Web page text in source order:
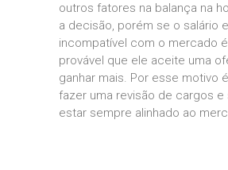
outros fatores na balança na
a decisão, porém se o salário
incompatível com o mercado
provável que ele aceite uma
ganhar mais. Por esse motivo
fazer uma revisão de cargos e
estar sempre alinhado ao